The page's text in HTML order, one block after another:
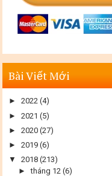
Bài Viết Mới
► 2022 (4)
► 2021 (5)
► 2020 (27)
► 2019 (6)
▼
2018 (213)
►tháng 12 (6)